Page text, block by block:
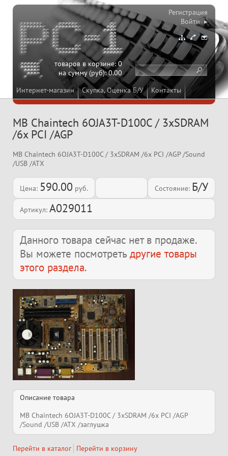
Интернет-магазин Скупка, Оценка Б/У Контакты
товаров в корзине:0
на сумму (руб):0.00
Регистрация
Войти ▸
MB Chaintech 6OJA3T-D100C / 3xSDRAM
/6x PCI /AGP
MB Chaintech 6OJA3T-D100C / 3xSDRAM /6x PCI /AGP /Sound
/USB /ATX
Цена: 590.00 руб. Состояние: Б/У
Артикул: A029011
Данного товара сейчас нет в продаже.
Вы можете посмотреть другие товары
этого раздела.
Описание товара
MB Chaintech 6OJA3T-D100C / 3xSDRAM /6x PCI /AGP
/Sound /USB /ATX /заглушка
Перейти в каталог Перейти в корзину